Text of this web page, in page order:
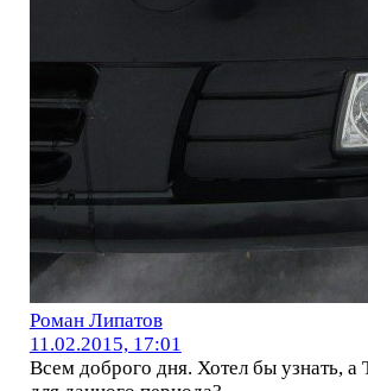
Роман Липатов
11.02.2015, 17:01
Всем доброго дня. Хотел бы узнать, а